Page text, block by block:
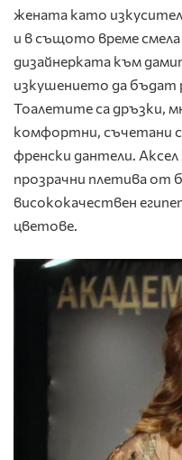
жената като
и в същото време
дизайнерката към
изкушението да бъдат
Тоалетите са дръзки,
комфортни, съчетани
френски дантели. Аксел
прозрачни плетива от
висококачествен
цветове.